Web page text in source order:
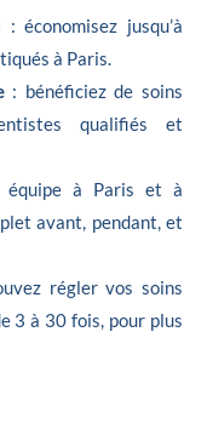
: économisez jusqu’à
à Paris.
: bénéficiez de soins
qualifiés et
à Paris et à
avant, pendant, et
régler vos soins
3 à 30 fois, pour plus